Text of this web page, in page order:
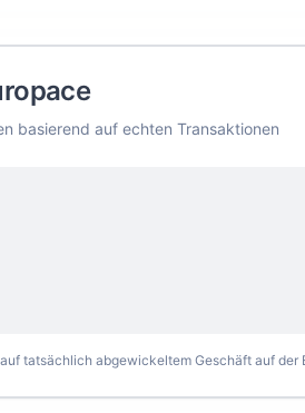
basierend auf echten Transaktionen
tatsächlich abgewickeltem Geschäft auf der